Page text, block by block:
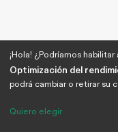
¡Hola! ¿Podríamos
Optimización del
podrá cambiar o retirar su
Quiero elegir